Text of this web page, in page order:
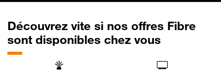
Découvrez vite si nos offres Fibre
sont disponibles chez vous